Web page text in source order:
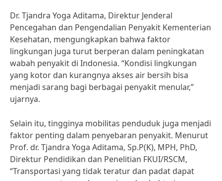
Dr. Tjandra Yoga Aditama, Direktur Jenderal
Pencegahan dan Pengendalian Penyakit Kementerian
Kesehatan, mengungkapkan bahwa faktor
lingkungan juga turut berperan dalam peningkatan
wabah penyakit di Indonesia. “Kondisi lingkungan
yang kotor dan kurangnya akses air bersih bisa
menjadi sarang bagi berbagai penyakit menular,”
ujarnya.
Selain itu, tingginya mobilitas penduduk juga menjadi
faktor penting dalam penyebaran penyakit. Menurut
Prof. dr. Tjandra Yoga Aditama, Sp.P(K), MPH, PhD,
Direktur Pendidikan dan Penelitian FKUI/RSCM,
“Transportasi yang tidak teratur dan padat dapat